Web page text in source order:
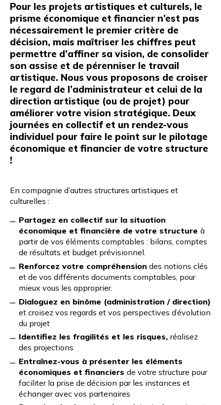
Pour les projets artistiques et culturels, le
prisme économique et financier n’est pas
nécessairement le premier critère de
décision, mais maîtriser les chiffres peut
permettre d’affiner sa vision, de consolider
son assise et de pérenniser le travail
artistique. Nous vous proposons de croiser
le regard de l’administrateur et celui de la
direction artistique (ou de projet) pour
améliorer votre vision stratégique. Deux
journées en collectif et un rendez-vous
individuel pour faire le point sur le pilotage
économique et financier de votre structure
!
En compagnie d’autres structures artistiques et
culturelles :
Partagez en collectif sur la situation
économique et financière de votre structureà
partir de vos éléments comptables : bilans, comptes
de résultats et budget prévisionnel.
Renforcez votre compréhension des notions clés
et de vos différents documents comptables, pour
mieux vous les approprier.
Dialoguez en binôme (administration / direction)
et croisez vos regards et vos perspectives d’évolution
du projet
Identifiez les fragilités et les risques,réalisez
des projections
Entraînez-vous à présenter les éléments
économiques et financiersde votre structure pour
faciliter la prise de décision par les instances et
échanger avec vos partenaires